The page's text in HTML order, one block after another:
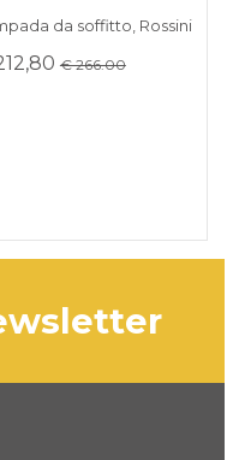
da soffitto, Rossini
€ 266.00